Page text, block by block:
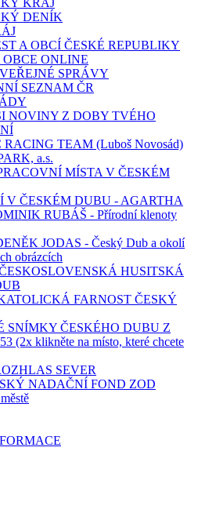
KRAJ
DENÍK
A OBCÍ ČESKÉ REPUBLIKY
OBCE ONLINE
SPRÁVY
SEZNAM ČR
NOVINY Z DOBY TVÉHO
RACING TEAM (Luboš Novosád)
a.s.
MÍSTA V ČESKÉM
V ČESKÉM DUBU - AGARTHA
RUBÁŠ - Přírodní klenoty
JODAS - Český Dub a okolí
obrázcích
HUSITSKÁ
FARNOST ČESKÝ
SNÍMKY ČESKÉHO DUBU Z
(2x klikněte na místo, které chcete
SEVER
NADAČNÍ FOND ZOD